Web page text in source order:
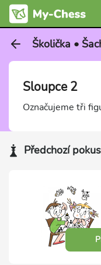
Školička •
Sloupce 2
Označujeme tři
Předchozí